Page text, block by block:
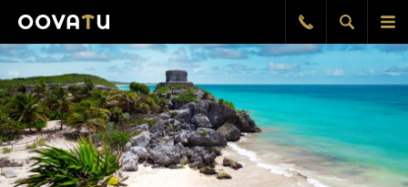
le
Afficher
la
Rappel
gratuit